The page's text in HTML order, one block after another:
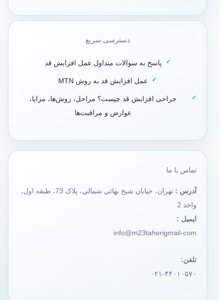
دسترسی سریع
پاسخ به سوالات متداول عمل افزایش قد
عمل افزایش قد به روش MTN
جراحی افزایش قد چیست؟ مراحل، روش‌ها، مزایا،
عوارض و مراقبت‌ها
تماس با ما
آدرس :
تهران، خيابان شيخ بهائي شمالي، پلاک 73، طبقه اول،
واحد 2
ایمیل :
info@m23taherigmail-com
تلفن:
۰۲۱-۴۴۰۱۰۵۷۰